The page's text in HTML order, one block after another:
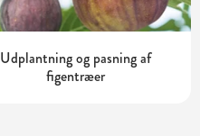
Udplantning og pasning af
figentræer